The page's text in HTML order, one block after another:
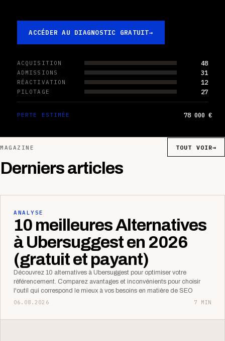
ACCÉDER AU DIAGNOSTIC GRATUIT→
ACQUISITION 48
ADMISSIONS 31
RÉACTIVATION 12
PILOTAGE 27
PERTE ESTIMÉE 78 000 €
MAGAZINE
Derniers articles
TOUT VOIR→
ANALYSE
10 meilleures Alternatives
à Ubersuggest en 2026
(gratuit et payant)
Découvrez 10 alternatives à Ubersuggest pour optimiser votre
référencement. Comparez avantages et inconvénients pour choisir
l'outil qui correspond le mieux à vos besoins en matière de SEO
06.08.2026
7 MIN